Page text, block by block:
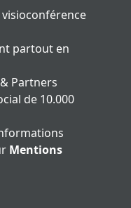
partout en
& Partners
de 10.000
Mentions